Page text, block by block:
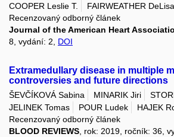
COOPER Leslie T.
FAIRWEATHER DeLisa
Recenzovaný odborný článek
Journal of the American Heart
8, vydání: 2, DOI
Extramedullary disease in multiple
controversies and future directions
ŠEVČÍKOVÁ Sabina MINARIK Jiri
JELINEK Tomas
POUR Ludek
HAJEK
Recenzovaný odborný článek
BLOOD REVIEWS, rok: 2019, ročník: 36,